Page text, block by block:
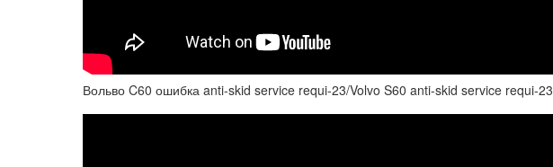
Вольво C60 ошибка anti-skid service requi-23/Volvo S60 anti-skid service requi-23